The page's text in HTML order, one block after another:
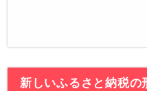
新しいふるさと納税の